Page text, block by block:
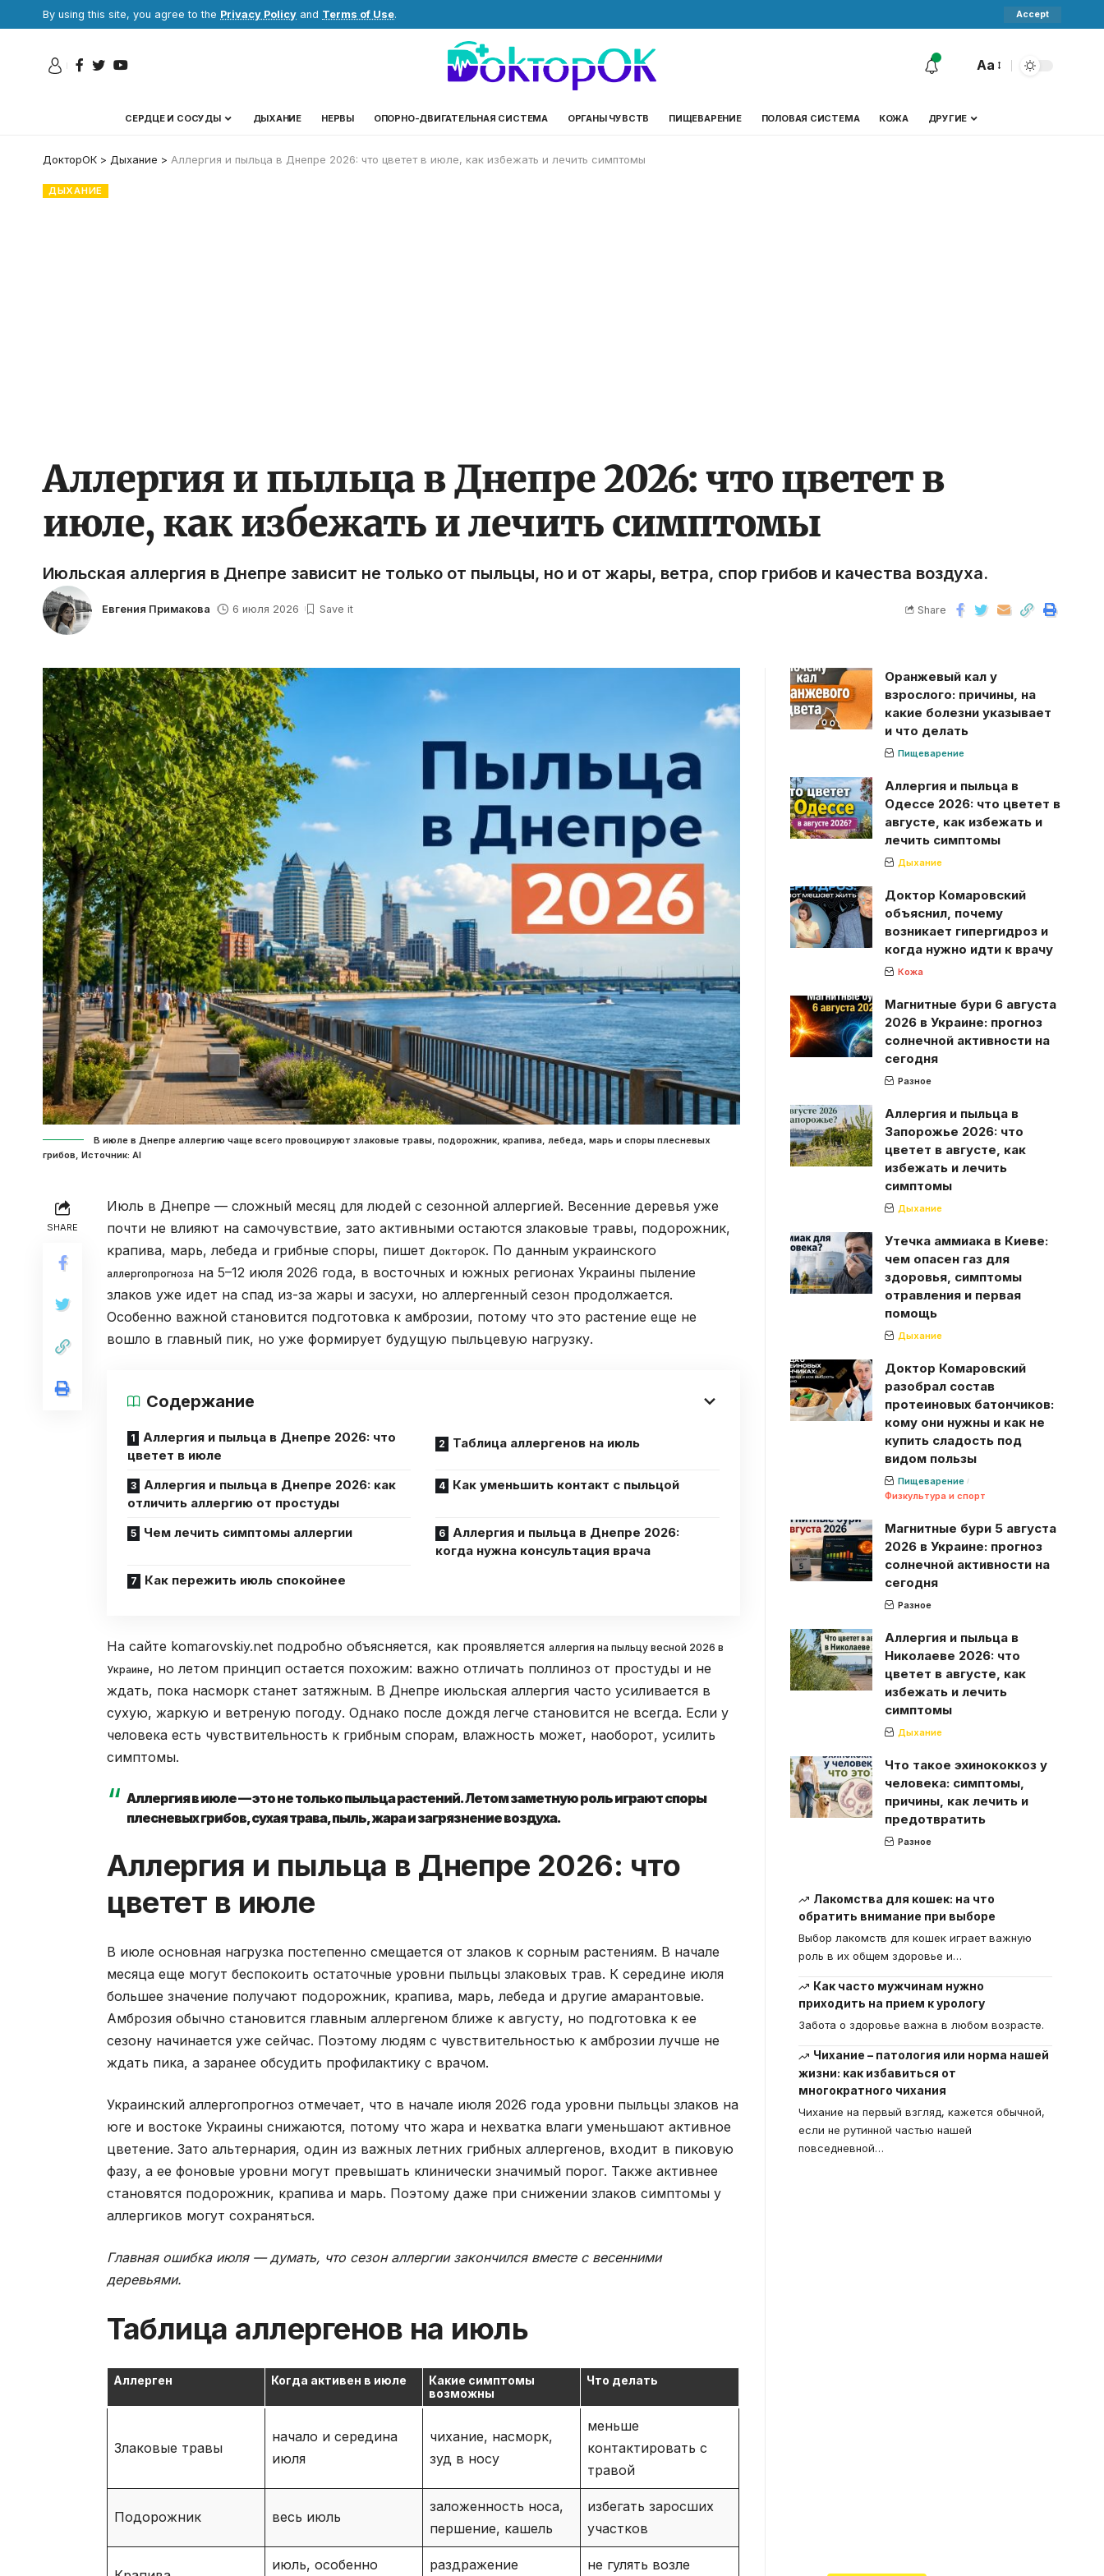
By using this site, you agree to the Privacy Policy and Terms of Use. Accept
Aa
СЕРДЦЕ И СОСУДЫ ДЫХАНИЕ НЕРВЫ ОПОРНО-ДВИГАТЕЛЬНАЯ СИСТЕМА ОРГАНЫ ЧУВСТВ ПИЩЕВАРЕНИЕ ПОЛОВАЯ СИСТЕМА КОЖА ДРУГИЕ
ДокторОК > Дыхание > Аллергия и пыльца в Днепре 2026: что цветет в июле, как избежать и лечить симптомы
ДЫХАНИЕ
Аллергия и пыльца в Днепре 2026: что цветет в
июле, как избежать и лечить симптомы
Июльская аллергия в Днепре зависит не только от пыльцы, но и от жары, ветра, спор грибов и качества воздуха.
Евгения Примакова 6 июля 2026 Share
В июле в Днепре аллергию чаще всего провоцируют злаковые травы, подорожник, крапива, лебеда, марь и споры плесневых
грибов, Источник: Al
SHARE
Июль в Днепре — сложный месяц для людей с сезонной аллергией. Весенние деревья уже
почти не влияют на самочувствие, зато активными остаются злаковые травы, подорожник,
крапива, марь, лебеда и грибные споры, пишет ДокторОК. По данным украинского
аллергопрогноза на 5–12 июля 2026 года, в восточных и южных регионах Украины пыление
злаков уже идет на спад из-за жары и засухи, но аллергенный сезон продолжается.
Особенно важной становится подготовка к амброзии, потому что это растение еще не
вошло в главный пик, но уже формирует будущую пыльцевую нагрузку.
Содержание
Аллергия и пыльца в Днепре 2026: что
цветет в июле
Таблица аллергенов на июль
Аллергия и пыльца в Днепре 2026: как
отличить аллергию от простуды
Как уменьшить контакт с пыльцой
Чем лечить симптомы аллергии
Аллергия и пыльца в Днепре 2026:
когда нужна консультация врача
Как пережить июль спокойнее
На сайте komarovskiy.net подробно объясняется, как проявляется аллергия на пыльцу весной 2026 в
Украине, но летом принцип остается похожим: важно отличать поллиноз от простуды и не
ждать, пока насморк станет затяжным. В Днепре июльская аллергия часто усиливается в
сухую, жаркую и ветреную погоду. Однако после дождя легче становится не всегда. Если у
человека есть чувствительность к грибным спорам, влажность может, наоборот, усилить
симптомы.
Аллергия в июле — это не только пыльца растений. Летом заметную роль играют споры
плесневых грибов, сухая трава, пыль, жара и загрязнение воздуха.
Аллергия и пыльца в Днепре 2026: что
цветет в июле
В июле основная нагрузка постепенно смещается от злаков к сорным растениям. В начале
месяца еще могут беспокоить остаточные уровни пыльцы злаковых трав. К середине июля
большее значение получают подорожник, крапива, марь, лебеда и другие амарантовые.
Амброзия обычно становится главным аллергеном ближе к августу, но подготовка к ее
сезону начинается уже сейчас. Поэтому людям с чувствительностью к амброзии лучше не
ждать пика, а заранее обсудить профилактику с врачом.
Украинский аллергопрогноз отмечает, что в начале июля 2026 года уровни пыльцы злаков на
юге и востоке Украины снижаются, потому что жара и нехватка влаги уменьшают активное
цветение. Зато альтернария, один из важных летних грибных аллергенов, входит в пиковую
фазу, а ее фоновые уровни могут превышать клинически значимый порог. Также активнее
становятся подорожник, крапива и марь. Поэтому даже при снижении злаков симптомы у
аллергиков могут сохраняться.
Главная ошибка июля — думать, что сезон аллергии закончился вместе с весенними
деревьями.
Таблица аллергенов на июль
Аллерген Когда активен в июле
Какие симптомы
возможны
Что делать
Злаковые травы
начало и середина
июля
чихание, насморк,
зуд в носу
меньше
контактировать с
травой
Подорожник весь июль
заложенность носа,
першение, кашель
избегать заросших
участков
июль, особенно
раздражение
не гулять возле
Оранжевый кал у
взрослого: причины, на
какие болезни указывает
и что делать
Пищеварение
Аллергия и пыльца в
Одессе 2026: что цветет в
августе, как избежать и
лечить симптомы
Дыхание
Доктор Комаровский
объяснил, почему
возникает гипергидроз и
когда нужно идти к врачу
Кожа
Магнитные бури 6 августа
2026 в Украине: прогноз
солнечной активности на
сегодня
Разное
Аллергия и пыльца в
Запорожье 2026: что
цветет в августе, как
избежать и лечить
симптомы
Дыхание
Утечка аммиака в Киеве:
чем опасен газ для
здоровья, симптомы
отравления и первая
помощь
Дыхание
Доктор Комаровский
разобрал состав
протеиновых батончиков:
кому они нужны и как не
купить сладость под
видом пользы
Пищеварение
Физкультура и спорт
Магнитные бури 5 августа
2026 в Украине: прогноз
солнечной активности на
сегодня
Разное
Аллергия и пыльца в
Николаеве 2026: что
цветет в августе, как
избежать и лечить
симптомы
Дыхание
Что такое эхинококкоз у
человека: симптомы,
причины, как лечить и
предотвратить
Разное
Лакомства для кошек: на что
обратить внимание при выборе
Выбор лакомств для кошек играет важную
роль в их общем здоровье и…
Как часто мужчинам нужно
приходить на прием к урологу
Забота о здоровье важна в любом возрасте.
Чихание – патология или норма нашей
жизни: как избавиться от
многократного чихания
Чихание на первый взгляд, кажется обычной,
если не рутинной частью нашей
повседневной…